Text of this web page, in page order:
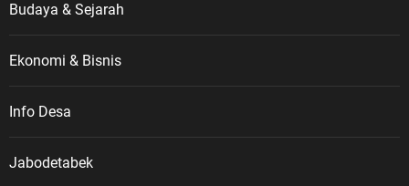
Budaya & Sejarah
Ekonomi & Bisnis
Info Desa
Jabodetabek